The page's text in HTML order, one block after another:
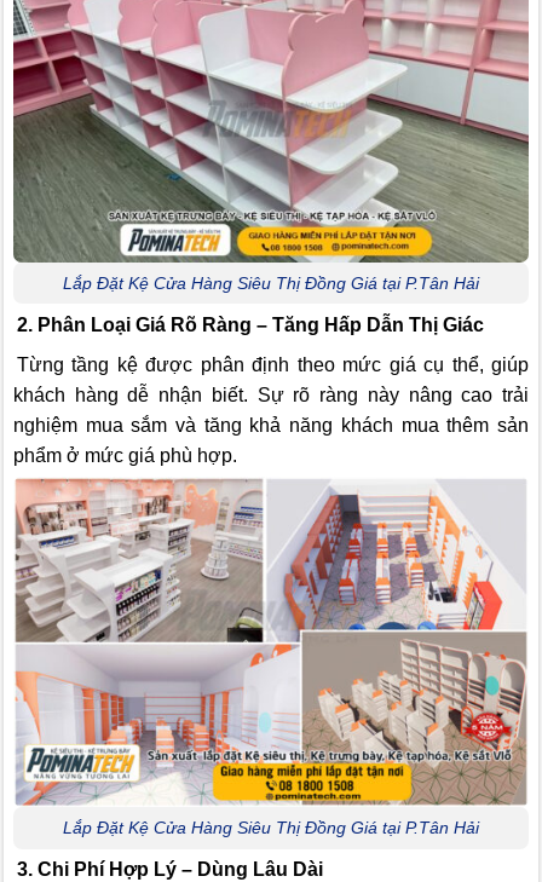
Lắp Đặt Kệ Cửa Hàng Siêu Thị Đồng Giá tại P.Tân Hải
2. Phân Loại Giá Rõ Ràng – Tăng Hấp Dẫn Thị Giác
Từng tầng kệ được phân định theo mức giá cụ thể, giúp
khách hàng dễ nhận biết. Sự rõ ràng này nâng cao trải
nghiệm mua sắm và tăng khả năng khách mua thêm sản
phẩm ở mức giá phù hợp.
Lắp Đặt Kệ Cửa Hàng Siêu Thị Đồng Giá tại P.Tân Hải
3. Chi Phí Hợp Lý – Dùng Lâu Dài